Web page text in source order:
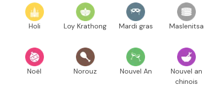
Holi Loy Krathong Mardi gras Maslenitsa
Noël Norouz Nouvel An
Nouvel an
chinois